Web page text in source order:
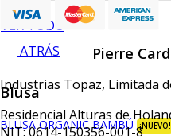
VER TODO
ATRÁS
Blusa
BLUSA ORGANIC BAMBÚ ¡NUEVO!
Pierre
Industrias Topaz, Limitada
Residencial Alturas de
NIT: 0614-150356-001-8